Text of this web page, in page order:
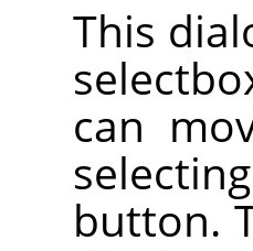
This
can
button.